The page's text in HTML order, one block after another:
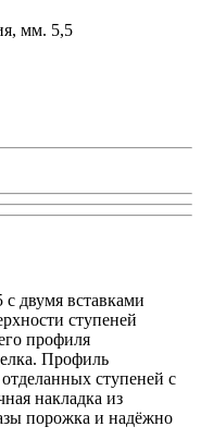
мм. 5,5
двумя вставками
ступеней
профиля
Профиль
ступеней с
накладка из
порожка и надёжно